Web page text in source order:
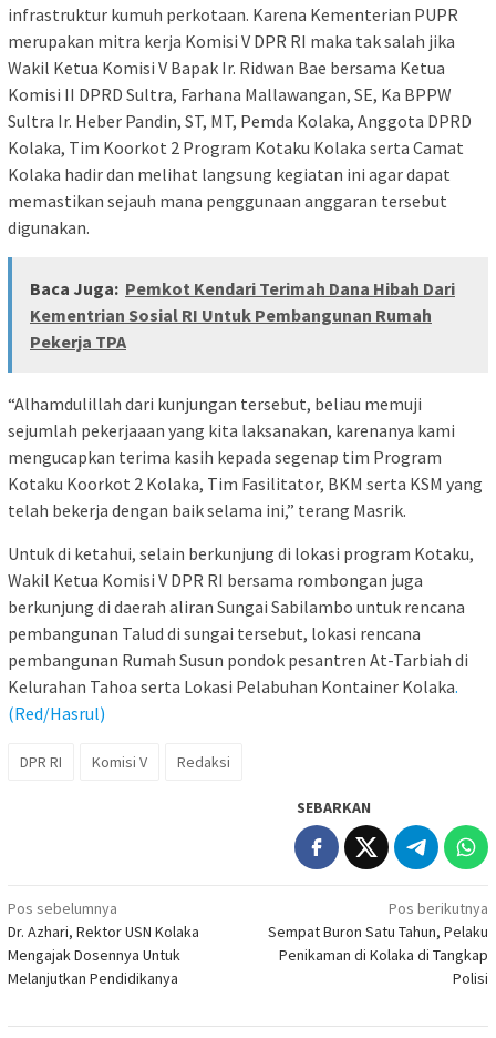
infrastruktur kumuh perkotaan. Karena Kementerian PUPR
merupakan mitra kerja Komisi V DPR RI maka tak salah jika
Wakil Ketua Komisi V Bapak Ir. Ridwan Bae bersama Ketua
Komisi II DPRD Sultra, Farhana Mallawangan, SE, Ka BPPW
Sultra Ir. Heber Pandin, ST, MT, Pemda Kolaka, Anggota DPRD
Kolaka, Tim Koorkot 2 Program Kotaku Kolaka serta Camat
Kolaka hadir dan melihat langsung kegiatan ini agar dapat
memastikan sejauh mana penggunaan anggaran tersebut
digunakan.
Baca Juga: Pemkot Kendari Terimah Dana Hibah Dari
Kementrian Sosial RI Untuk Pembangunan Rumah
Pekerja TPA
“Alhamdulillah dari kunjungan tersebut, beliau memuji
sejumlah pekerjaaan yang kita laksanakan, karenanya kami
mengucapkan terima kasih kepada segenap tim Program
Kotaku Koorkot 2 Kolaka, Tim Fasilitator, BKM serta KSM yang
telah bekerja dengan baik selama ini,” terang Masrik.
Untuk di ketahui, selain berkunjung di lokasi program Kotaku,
Wakil Ketua Komisi V DPR RI bersama rombongan juga
berkunjung di daerah aliran Sungai Sabilambo untuk rencana
pembangunan Talud di sungai tersebut, lokasi rencana
pembangunan Rumah Susun pondok pesantren At-Tarbiah di
Kelurahan Tahoa serta Lokasi Pelabuhan Kontainer Kolaka.
(Red/Hasrul)
DPR RI Komisi V Redaksi
SEBARKAN
Navigasi
pos
Pos sebelumnya
Dr. Azhari, Rektor USN Kolaka
Mengajak Dosennya Untuk
Melanjutkan Pendidikanya
Pos berikutnya
Sempat Buron Satu Tahun, Pelaku
Penikaman di Kolaka di Tangkap
Polisi